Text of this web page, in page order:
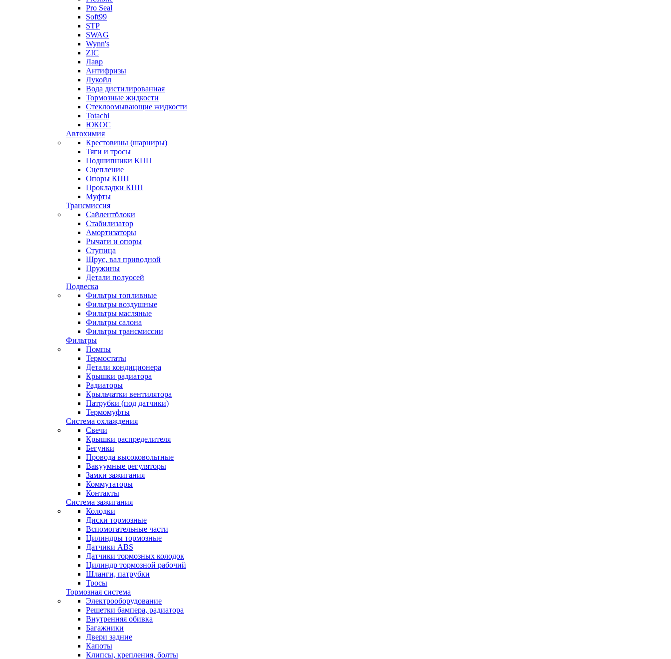
Pro Seal
Soft99
STP
SWAG
Wynn's
ZIC
Лавр
Антифризы
Лукойл
Вода дистилированная
Тормозные жидкости
Стеклоомывающие жидкости
Totachi
ЮКОС
Автохимия
Крестовины (шарниры)
Тяги и тросы
Подшипники КПП
Сцепление
Опоры КПП
Прокладки КПП
Муфты
Трансмиссия
Сайлентблоки
Стабилизатор
Амортизаторы
Рычаги и опоры
Ступица
Шрус, вал приводной
Пружины
Детали полуосей
Подвеска
Фильтры топливные
Фильтры воздушные
Фильтры масляные
Фильтры салона
Фильтры трансмиссии
Фильтры
Помпы
Термостаты
Детали кондиционера
Крышки радиатора
Радиаторы
Крыльчатки вентилятора
Патрубки (под датчики)
Термомуфты
Система охлаждения
Свечи
Крышки распределителя
Бегунки
Провода высоковольтные
Вакуумные регуляторы
Замки зажигания
Коммутаторы
Контакты
Система зажигания
Колодки
Диски тормозные
Вспомогательные части
Цилиндры тормозные
Датчики ABS
Датчики тормозных колодок
Цилиндр тормозной рабочий
Шланги, патрубки
Тросы
Тормозная система
Электрооборудование
Решетки бампера, радиатора
Внутренняя обивка
Багажники
Двери задние
Капоты
Клипсы, крепления, болты